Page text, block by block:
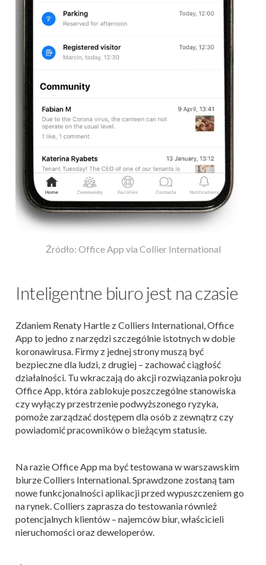
Źródło: Office App via Collier International
Inteligentne biuro jest na czasie
Zdaniem Renaty Hartle z Colliers International, Office
App to jedno z narzędzi szczególnie istotnych w dobie
koronawirusa. Firmy z jednej strony muszą być
bezpieczne dla ludzi, z drugiej – zachować ciągłość
działalności. Tu wkraczają do akcji rozwiązania pokroju
Office App, która zablokuje poszczególne stanowiska
czy wyłączy przestrzenie podwyższonego ryzyka,
pomoże zarządzać dostępem dla osób z zewnątrz czy
powiadomić pracowników o bieżącym statusie.
Na razie Office App ma być testowana w warszawskim
biurze Colliers International. Sprawdzone zostaną tam
nowe funkcjonalności aplikacji przed wypuszczeniem go
na rynek. Colliers zaprasza do testowania również
potencjalnych klientów – najemców biur, właścicieli
nieruchomości oraz deweloperów.